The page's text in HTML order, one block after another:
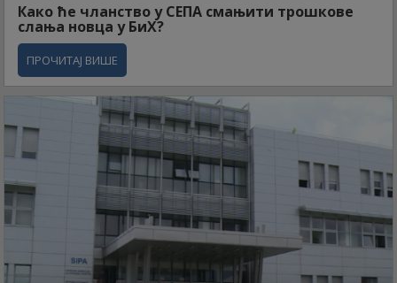
Како ће чланство у СЕПА смањити трошкове
слања новца у БиХ?
ПРОЧИТАЈ ВИШЕ